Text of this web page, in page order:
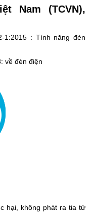
Nam (TCVN),
1:2015 : Tính năng đèn
về đèn điện
hại, không phát ra tia tử